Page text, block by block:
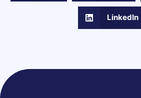
LinkedIn